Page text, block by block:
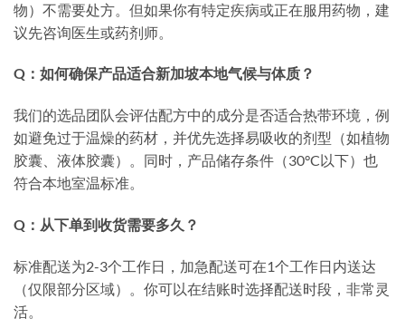
物）不需要处方。但如果你有特定疾病或正在服用药物，建
议先咨询医生或药剂师。
Q：如何确保产品适合新加坡本地气候与体质？
我们的选品团队会评估配方中的成分是否适合热带环境，例
如避免过于温燥的药材，并优先选择易吸收的剂型（如植物
胶囊、液体胶囊）。同时，产品储存条件（30°C以下）也
符合本地室温标准。
Q：从下单到收货需要多久？
标准配送为2-3个工作日，加急配送可在1个工作日内送达
（仅限部分区域）。你可以在结账时选择配送时段，非常灵
活。